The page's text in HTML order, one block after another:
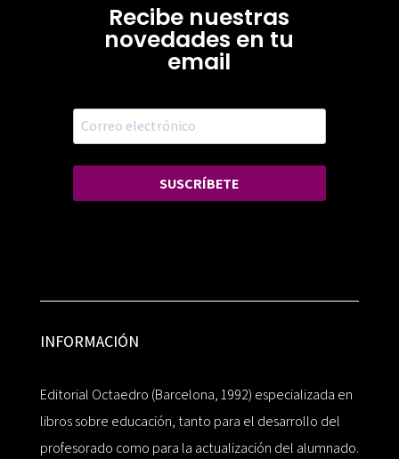
Recibe nuestras
novedades en tu
email
SUSCRÍBETE
INFORMACIÓN
Editorial Octaedro (Barcelona, 1992) especializada en
libros sobre educación, tanto para el desarrollo del
profesorado como para la actualización del alumnado.